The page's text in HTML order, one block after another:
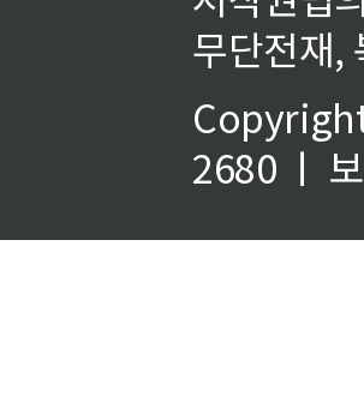
무단전재,
2680 ㅣ